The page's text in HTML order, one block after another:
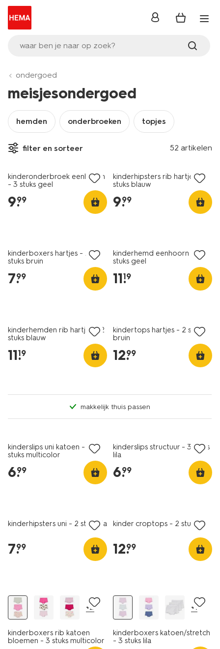
waar ben je naar op zoek?
inloggen
ondergoed
meisjesondergoed
hemden onderbroeken topjes
filter en sorteer 52 artikelen
nieuw
kinderonderbroek eenhoorn
- 3 stuks geel
9.
99
kinderhipsters rib hartjes - 3
stuks blauw
9.
99
kinderboxers hartjes - 2
stuks bruin
7.
99
kinderhemd eenhoorn - 2
stuks geel
11.
19
kinderhemden rib hartjes - 2
stuks blauw
11.
19
kindertops hartjes - 2 stuks
bruin
12.
99
makkelijk thuis passen
kinderslips uni katoen - 3
stuks multicolor
6.
99
kinderslips structuur - 3 stuks
lila
6.
99
kinderhipsters uni - 2 stuks lila
7.
99
kinder croptops - 2 stuks lila
12.
99
+2
kinderboxers rib katoen
bloemen - 3 stuks multicolor
+1
kinderboxers katoen/stretch
- 3 stuks lila